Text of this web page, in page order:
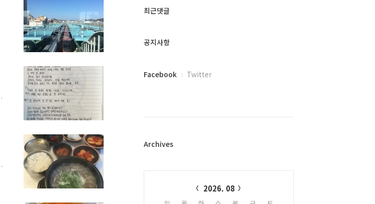
과
글
최근댓글
공지사항
페
플
Facebook Twitter
Archives
2026. 08